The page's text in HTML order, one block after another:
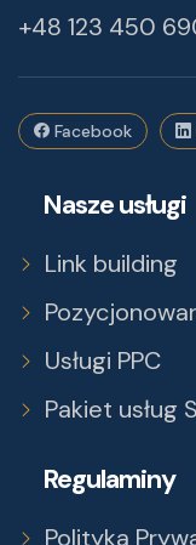
+48 123 450
Facebook
Nasze usługi
Link building
Usługi PPC
Pakiet usług
Regulaminy
Polityka